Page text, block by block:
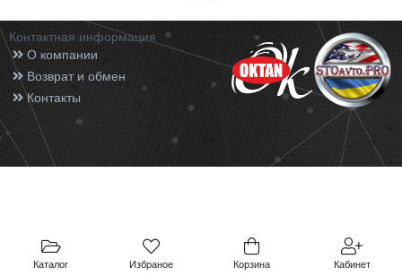
Каталог Избраное Корзина Кабинет
Контактная информация
О компании
Возврат и обмен
Контакты